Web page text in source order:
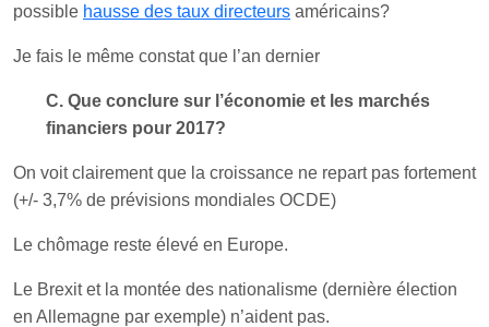
possible hausse des taux directeurs américains?
Je fais le même constat que l’an dernier
C. Que conclure sur l’économie et les marchés
financiers pour 2017?
On voit clairement que la croissance ne repart pas fortement
(+/- 3,7% de prévisions mondiales OCDE)
Le chômage reste élevé en Europe.
Le Brexit et la montée des nationalisme (dernière élection
en Allemagne par exemple) n’aident pas.